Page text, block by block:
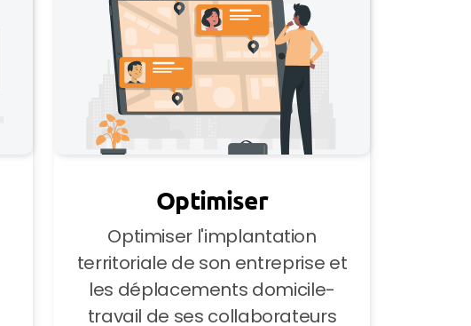
Optimiser
Optimiser l'implantation
territoriale de son entreprise et
les déplacements domicile-
travail de ses collaborateurs